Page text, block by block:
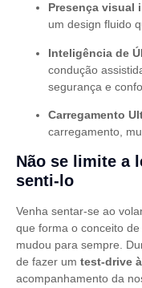
Presença visual
um design fluido
Inteligência de
condução
segurança e
Carregamento
carregamento,
Não se limite a
senti-lo
Venha sentar-se ao
que forma o conceito
mudou para sempre.
de fazer um test-drive à
acompanhamento da